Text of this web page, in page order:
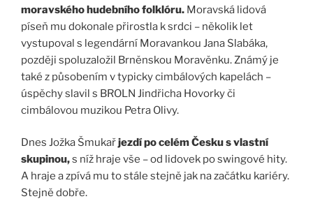
moravského hudebního folklóru. Moravská lidová
píseň mu dokonale přirostla k srdci – několik let
vystupoval s legendární Moravankou Jana Slabáka,
později spoluzaložil Brněnskou Moravěnku. Známý je
také z působením v typicky cimbálových kapelách –
úspěchy slavil s BROLN Jindřicha Hovorky či
cimbálovou muzikou Petra Olivy.
Dnes Jožka Šmukařjezdí po celém Česku s vlastní
skupinou,s níž hraje vše – od lidovek po swingové hity.
A hraje a zpívá mu to stále stejně jak na začátku kariéry.
Stejně dobře.